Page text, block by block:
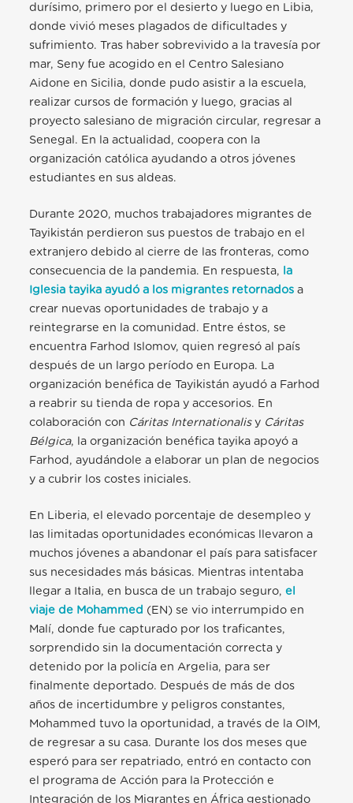
durísimo, primero por el desierto y luego en Libia,
donde vivió meses plagados de dificultades y
sufrimiento. Tras haber sobrevivido a la travesía por
mar, Seny fue acogido en el Centro Salesiano
Aidone en Sicilia, donde pudo asistir a la escuela,
realizar cursos de formación y luego, gracias al
proyecto salesiano de migración circular, regresar a
Senegal. En la actualidad, coopera con la
organización católica ayudando a otros jóvenes
estudiantes en sus aldeas.
Durante 2020, muchos trabajadores migrantes de
Tayikistán perdieron sus puestos de trabajo en el
extranjero debido al cierre de las fronteras, como
consecuencia de la pandemia. En respuesta, la
Iglesia tayika ayudó a los migrantes retornados a
crear nuevas oportunidades de trabajo y a
reintegrarse en la comunidad. Entre éstos, se
encuentra Farhod Islomov, quien regresó al país
después de un largo período en Europa. La
organización benéfica de Tayikistán ayudó a Farhod
a reabrir su tienda de ropa y accesorios. En
colaboración con Cáritas Internationalisy Cáritas
Bélgica, la organización benéfica tayika apoyó a
Farhod, ayudándole a elaborar un plan de negocios
y a cubrir los costes iniciales.
En Liberia, el elevado porcentaje de desempleo y
las limitadas oportunidades económicas llevaron a
muchos jóvenes a abandonar el país para satisfacer
sus necesidades más básicas. Mientras intentaba
llegar a Italia, en busca de un trabajo seguro,el
viaje de Mohammed (EN) se vio interrumpido en
Malí, donde fue capturado por los traficantes,
sorprendido sin la documentación correcta y
detenido por la policía en Argelia, para ser
finalmente deportado. Después de más de dos
años de incertidumbre y peligros constantes,
Mohammed tuvo la oportunidad, a través de la OIM,
de regresar a su casa. Durante los dos meses que
esperó para ser repatriado, entró en contacto con
el programa de Acción para la Protección e
Integración de los Migrantes en África gestionado